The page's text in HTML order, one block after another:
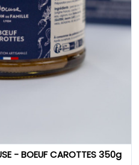
- BOEUF CAROTTES 350g